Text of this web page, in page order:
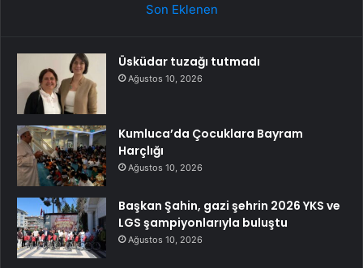
Son Eklenen
Üsküdar tuzağı tutmadı
Ağustos 10, 2026
Kumluca’da Çocuklara Bayram
Harçlığı
Ağustos 10, 2026
Başkan Şahin, gazi şehrin 2026 YKS ve
LGS şampiyonlarıyla buluştu
Ağustos 10, 2026